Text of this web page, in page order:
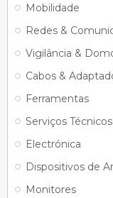
Mobilidade
Redes &
Vigilância &
Cabos &
Ferramentas
Serviços Técnicos
Electrónica
Dispositivos de
Monitores